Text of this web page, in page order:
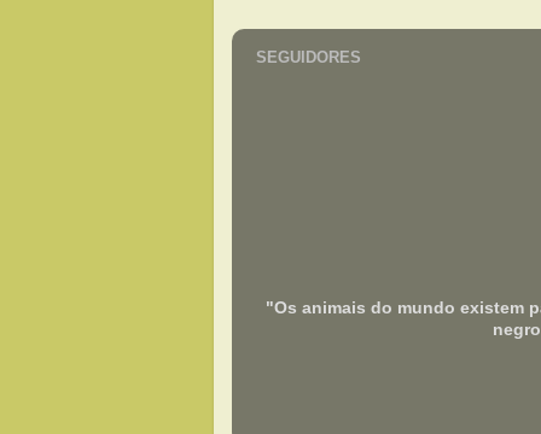
SEGUIDORES
"Os animais do mundo existem